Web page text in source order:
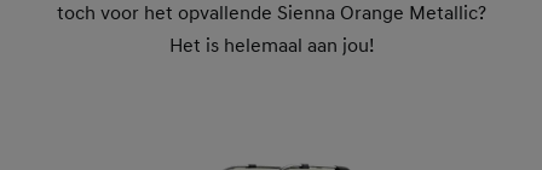
toch voor het opvallende Sienna Orange Metallic?
Het is helemaal aan jou!